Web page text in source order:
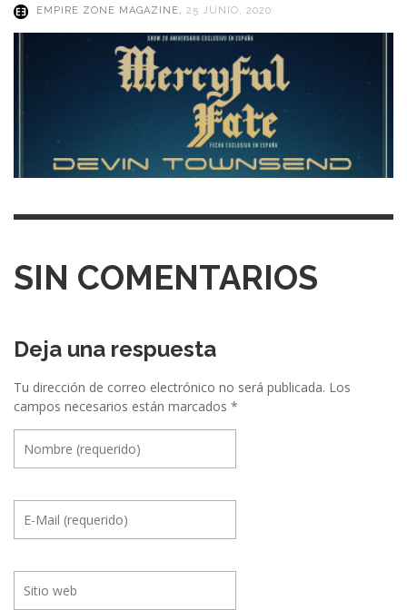
EMPIRE ZONE MAGAZINE, 25 JUNIO, 2020
SIN COMENTARIOS
Deja una respuesta
Tu dirección de correo electrónico no será publicada. Los
campos necesarios están marcados *